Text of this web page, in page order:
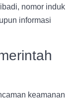
nomor induk
informasi
keamanan